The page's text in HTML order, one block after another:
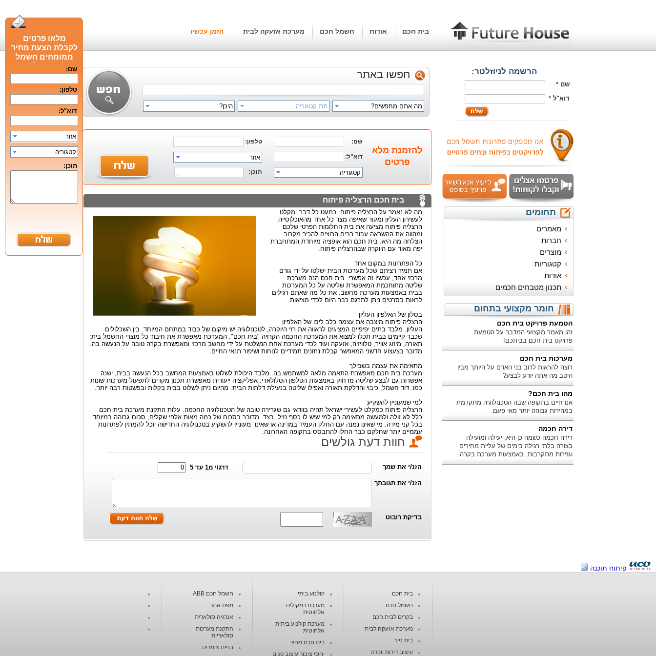
בית חכם אודות חשמל חכם מערכת אזעקה לבית הזמן עכשיו
הרשמה לניוזלטר:
שם *
דוא"ל *
תחומים
מאמרים
חברות
מוצרים
קטגוריות
אודות
תכנון מטבחים חכמים
חומר מקצועי בתחום
הטמעת פרויקט בית חכם
זהו מאמר מקצועי המדבר על הטמעת
פרויקט בית חכם בביתכם!
מערכות בית חכם
רוצה להראות לרוב בני האדם על היותך מבין
היטב מה אתה יודע לבצע?
מהו בית חכם?
אנו חיים בתקופה שבה הטכנולוגיה מתקדמת
במהירות גבוהה יותר מאי פעם.
דירה חכמה
דירה חכמה כשמה כן היא, יעילה ומועילה
בצורה בלתי רגילה בימים של עליית מחירים
וגזירות מתקרבות. באמצעות מערכת בקרה
מתקדמת ניתן לשלוט היטב בהוצאות.
חפשו באתר
מה אתם מחפשים? תת קטגוריה היכן?
להזמנת מלא
פרטים
שם: טלפון:
דוא"ל: אזור
קטגוריה תוכן:
בית חכם הרצליה פיתוח
מה לא נאמר על הרצליה פיתוח. כמעט כל דבר. מקלט
לעשירון העליון ומקור שאיפה מצד כל אחד מהאוכלוסייה.
הרצליה פיתוח מציעה את בית החלומות הפרטי שלכם
ומהווה את ההשראה עבור רבים הרוצים להכיר מקרוב
הצלחה מה היא. בית חכם הוא אופציה מיוחדת המתחברת
יפה מאוד עם היוקרה שבהרצליה פיתוח.
כל הפתרונות במקום אחד
אם תמיד רציתם שכל מערכות הבית ישלטו על ידי גורם
מרכזי אחד, עכשיו זה אפשרי. בית חכם הנה מערכת
שליטה מתוחכמת המאפשרת שליטה על כל המערכות
בבית באמצעות מערכת מחשב. את כל מה שאתם רגילים
לראות בסרטים ניתן לתרגם כבר היום לכדי מציאות.
בסלון של האלפיון העליון
הרצליה פיתוח מיצבה את עצמה כלב ליבו של האלפיון
העליון. מלבד בתים יפיפיים המציגים לראווה את רזי היוקרה, לטכנולוגיה יש מיקום של כבוד במתחם המיוחד. בין השכלולים
שכבר קיימים בבית תכלו למצוא את המערכת החכמה הקרויה "בית חכם". המערכת מאפשרת את חיבור כל מוצרי החשמל בית:
תאורה, מיזוג אוויר, טלוויזיה, אזעקה ועוד לכדי מערכת אחת הנשלטת על ידי מחשב מרכזי ומאפשרת בקרה טובה על הנעשה בה.
מדובר בצעצוע חדשני המאפשר קבלת נתונים תמידיים לנוחות ושיפור תנאי החיים.
מתאימה את עצמה בשבילך
מערכת בית חכם מאפשרת התאמה מלאה למשתמש בה. מלבד היכולת לשלוט באמצעות המחשב בכל הנעשה בבית, ישנה
אפשרות גם לבצע שליטה מרחוק באמצעות הטלפון הסלולארי. אפליקציה ייעודית מאפשרת תכנון מקדים לתפעול מערכות שונות
כמו: דוד חשמל, כיבוי והדלקת תאורה ואפילו שליטה בנעילת דלתות הבית. מהיום ניתן לשלוט בבית בקלות ובפשטות רבה יותר.
למי שמעוניין להשקיע
הרצליה פיתוח כמקלט לעשירי ישראל תהיה בוודאי גם שגרירה טובה של הטכנולוגיה החכמה. עלות התקנת מערכת בית חכם
כלל לא זולה ולמעשה מתאימה רק למי שיש לו כסף נזיל בצד. מדובר בסכום של כמה מאות אלפי שקלים, סכום גבוהה במיוחד
בכל קני מידה. מי שאינו נמנה עם החלק העמיד במדינה או שאינו מעוניין להשקיע בטכנולוגיה החדישה יוכל להמתין לפתרונות
עממיים יותר שחלקם כבר החלו להתבסס בתקופה האחרונה.
חוות דעת גולשים
הזנ/י את שמך דרג/י מ1 עד 5
הזנ/י את תגובתך
בדיקת רובוט
פיתוח תוכנה
בית חכם
חשמל חכם
בקרים לבית חכם
מערכת אזעקה לבית
בית נייד
עיצוב דירות יוקרה
קולנוע ביתי
מערכת רמקולים
אלחוטית
מערכת קולנוע ביתית
אלחוטית
בית חכם מחיר
יחסי ציבור עיצוב פנים
חשמל חכם ABB
מפת אתר
אנרגיה סולארית
התקנת מערכות
סולאריות
בניית צימרים
מלאו פרטים
לקבלת הצעת מחיר
ממומחים חשמל
חכם מומלציםשם:
טלפון:
דוא"ל:
אזור
קטגוריה
תוכן: